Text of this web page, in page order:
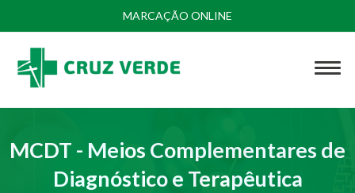
MARCAÇÃO ONLINE
MCDT - Meios Complementares de
Diagnóstico e Terapêutica